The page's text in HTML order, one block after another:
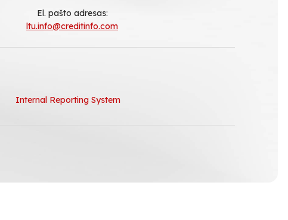
El. pašto adresas:
ltu.info@creditinfo.com
Internal Reporting System